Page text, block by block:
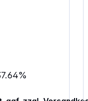
Verschluss
gut
21